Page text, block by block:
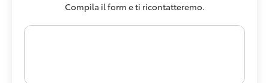
Compila il form e ti ricontatteremo.